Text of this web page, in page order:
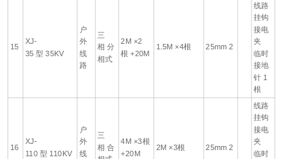
15
XJ-
35 型 35KV
户
外
线
路
三
相 分
相式
2M ×2
根 +20M
1.5M ×4根 25mm 2
线路
挂钩
接电
夹
临时
接地
针 1
根
16
XJ-
110 型 110KV
户
外
线
三
相 合
4M ×3根
+20M
2M ×3根 25mm 2
线路
挂钩
接电
夹
临时